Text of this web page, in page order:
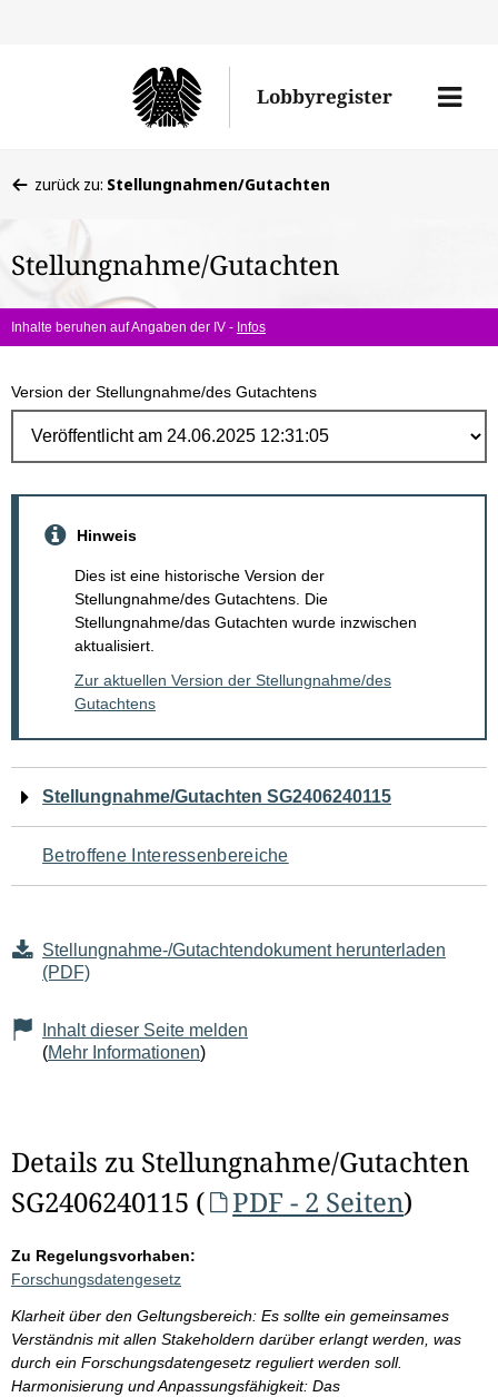
Lobbyregister
Menü
befinden
hier:
zurück zu: Stellungnahmen/Gutachten
Stellungnahme/Gutachten
Inhalte beruhen auf Angaben der IV - Infos
Version der Stellungnahme/des Gutachtens
Hinweis
Dies ist eine historische Version der
Stellungnahme/des Gutachtens. Die
Stellungnahme/das Gutachten wurde inzwischen
aktualisiert.
Zur aktuellen Version der Stellungnahme/des
Gutachtens
Navigation
für
den
Seiteninhalt
Stellungnahme/Gutachten SG2406240115
Betroffene Interessenbereiche
Stellungnahme-/Gutachtendokument herunterladen
(PDF)
Inhalt dieser Seite melden
(Mehr Informationen)
Details zu Stellungnahme/Gutachten
SG2406240115 (
PDF - 2 Seiten)
Zu Regelungsvorhaben:
Forschungsdatengesetz
Klarheit über den Geltungsbereich: Es sollte ein gemeinsames
Verständnis mit allen Stakeholdern darüber erlangt werden, was
durch ein Forschungsdatengesetz reguliert werden soll.
Harmonisierung und Anpassungsfähigkeit: Das